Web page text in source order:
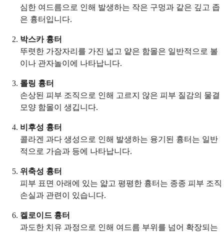
심한 여드름으로 인해 발생하는 작은 구멍과 같은 깊고 좁
은 흉터입니다.
박스카 흉터
뚜렷한 가장자리를 가진 넓고 얕은 함몰은 일반적으로 볼
이나 관자놀이에 나타납니다.
롤링 흉터
손상된 피부 조직으로 인해 고르지 않은 피부 질감의 물결
모양 함몰이 생깁니다.
비후성 흉터
콜라겐 과다 생성으로 인해 발생하는 융기된 흉터는 일반
적으로 가슴과 등에 나타납니다.
위축성 흉터
피부 표면 아래에 있는 얇고 평평한 흉터는 종종 피부 조직
손실과 관련이 있습니다.
켈로이드 흉터
과도한 치유 과정으로 인해 여드름 부위를 넘어 확장되는